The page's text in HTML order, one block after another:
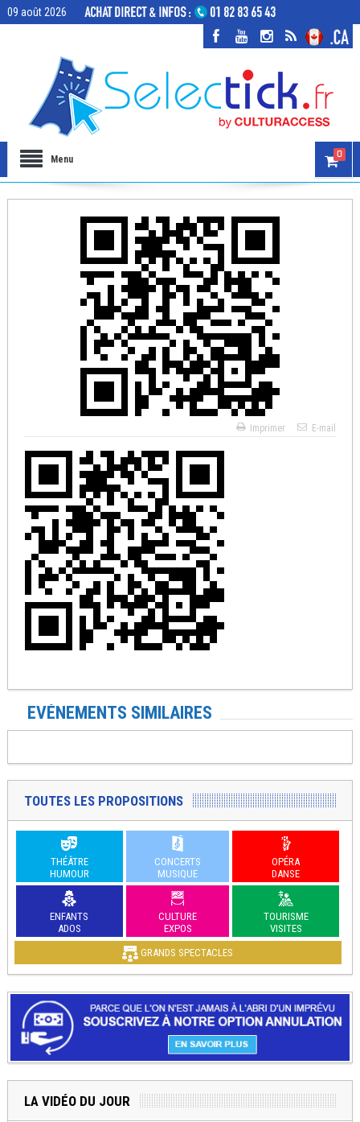
09 août 2026
Menu 0
Imprimer E-mail
EVÉNEMENTS SIMILAIRES
TOUTES LES PROPOSITIONS
THÉÂTRE
HUMOUR
CONCERTS
MUSIQUE
OPÉRA
DANSE
ENFANTS
ADOS
CULTURE
EXPOS
TOURISME
VISITES
GRANDS SPECTACLES
LA VIDÉO DU JOUR